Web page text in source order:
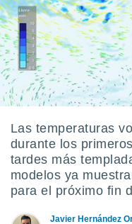
y
forma
digital
basada
seguir
contenido
ACEPTAR
Las temperaturas
durante los
tardes más
modelos ya
para el próximo fin
Javier Hernández